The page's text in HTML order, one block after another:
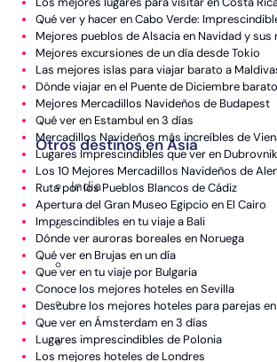
Maldivas
Sri Lanka
Tailandia
Vietnam
Otros destinos en Asia
India
Qué ver y hacer en Cabo Verde:
Mejores pueblos de Alsacia en Navidad y sus
Mejores excursiones de un día desde Tokio
Las mejores islas para viajar barato a
Dónde viajar en el Puente de Diciembre barato
Mejores Mercadillos Navideños de Budapest
Qué ver en Estambul en 3 días
Mercadillos Navideños más increíbles de
Lugares Imprescindibles que ver en Dubrovnik
Los 10 Mejores Mercadillos Navideños de
Ruta por los Pueblos Blancos de Cádiz
Apertura del Gran Museo Egipcio en El Cairo
Imprescindibles en tu viaje a Bali
Dónde ver auroras boreales en Noruega​
Qué ver en Brujas en un día
Que ver en tu viaje por Bulgaria
Conoce los mejores hoteles en Sevilla
Descubre los mejores hoteles para parejas
Que ver en Ámsterdam en 3 días
Lugares imprescindibles de Polonia
Los mejores hoteles de Londres